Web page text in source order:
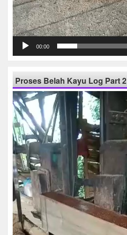
00:00
Proses Belah Kayu Log Part 2
Pemutar
Video